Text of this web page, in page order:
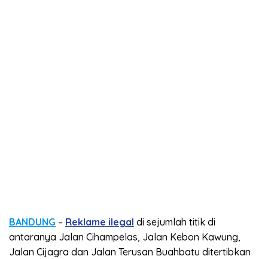
BANDUNG – Reklame ilegal di sejumlah titik di
antaranya Jalan Cihampelas, Jalan Kebon Kawung,
Jalan Cijagra dan Jalan Terusan Buahbatu ditertibkan